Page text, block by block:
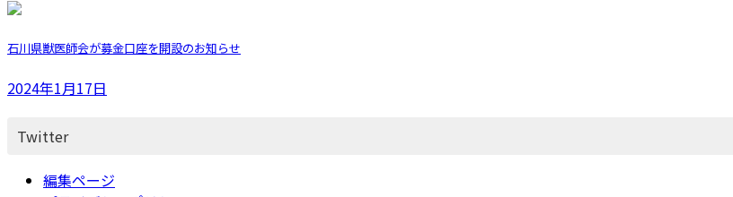
石川県獣医師会が募金口座を開設のお知らせ
2024年1月17日
Twitter
編集ページ